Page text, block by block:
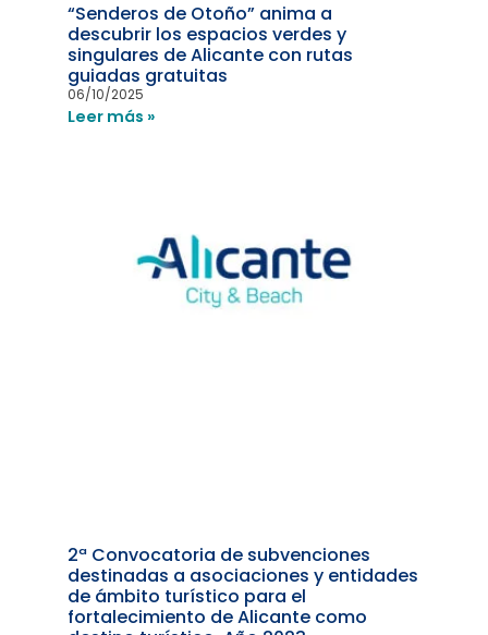
“Senderos de Otoño” anima a
descubrir los espacios verdes y
singulares de Alicante con rutas
guiadas gratuitas
06/10/2025
Leer más »
2ª Convocatoria de subvenciones
destinadas a asociaciones y entidades
de ámbito turístico para el
fortalecimiento de Alicante como